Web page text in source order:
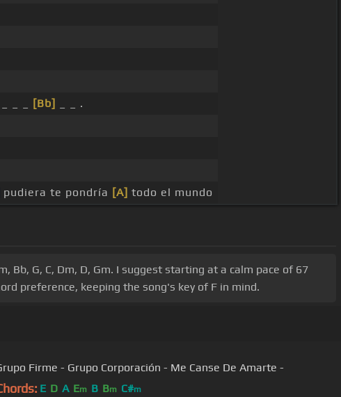
_ _ [Bb]
_ _ .
pudiera te pondría [A] todo el mundo
Bb, G, C, Dm, D, Gm. I suggest starting at a calm pace of 67
preference, keeping the song's key of F in mind.
Grupo Firme - Grupo Corporación - Me Canse De Amarte -
E D A Em B Bm C#m